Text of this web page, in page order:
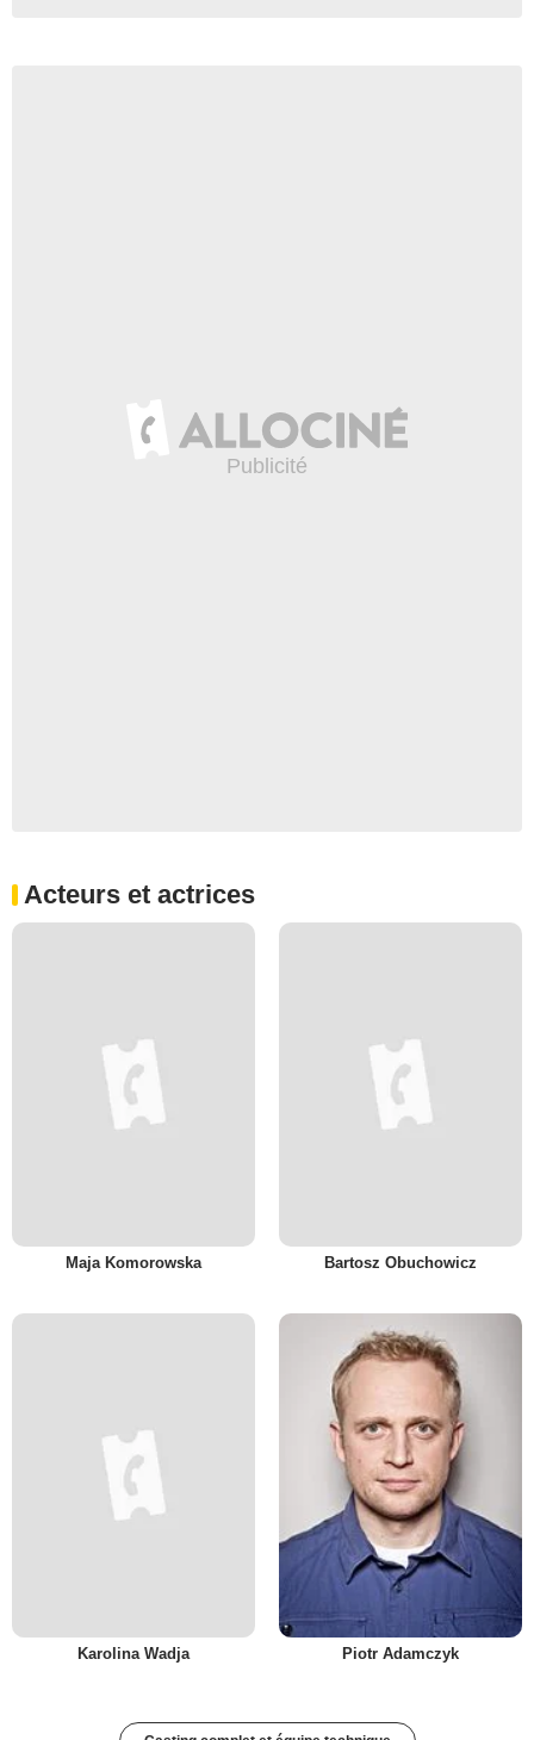
Acteurs et actrices
Maja Komorowska Bartosz Obuchowicz
Karolina Wadja Piotr Adamczyk